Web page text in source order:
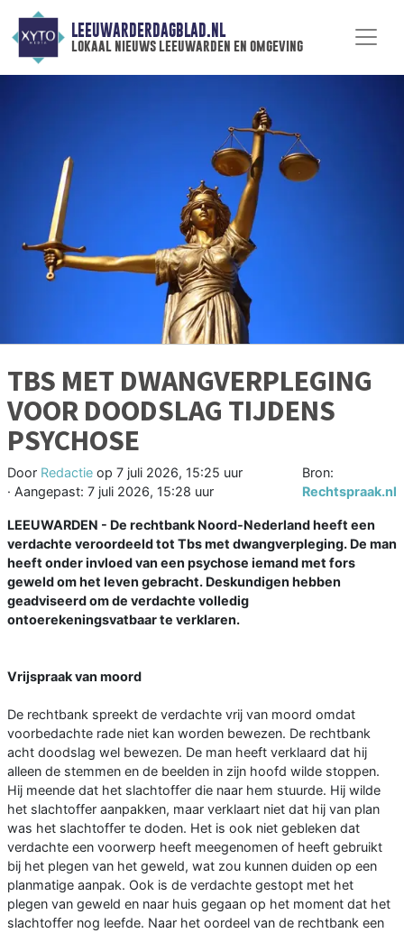
LEEUWARDERDAGBLAD.NL
lokaal nieuws leeuwarden en omgeving
TBS MET DWANGVERPLEGING
VOOR DOODSLAG TIJDENS
PSYCHOSE
Door Redactie op 7 juli 2026, 15:25 uur
· Aangepast: 7 juli 2026, 15:28 uur
Bron:
Rechtspraak.nl
LEEUWARDEN - De rechtbank Noord-Nederland heeft een
verdachte veroordeeld tot Tbs met dwangverpleging. De man
heeft onder invloed van een psychose iemand met fors
geweld om het leven gebracht. Deskundigen hebben
geadviseerd om de verdachte volledig
ontoerekeningsvatbaar te verklaren.
Vrijspraak van moord
De rechtbank spreekt de verdachte vrij van moord omdat
voorbedachte rade niet kan worden bewezen. De rechtbank
acht doodslag wel bewezen. De man heeft verklaard dat hij
alleen de stemmen en de beelden in zijn hoofd wilde stoppen.
Hij meende dat het slachtoffer die naar hem stuurde. Hij wilde
het slachtoffer aanpakken, maar verklaart niet dat hij van plan
was het slachtoffer te doden. Het is ook niet gebleken dat
verdachte een voorwerp heeft meegenomen of heeft gebruikt
bij het plegen van het geweld, wat zou kunnen duiden op een
planmatige aanpak. Ook is de verdachte gestopt met het
plegen van geweld en naar huis gegaan op het moment dat het
slachtoffer nog leefde. Naar het oordeel van de rechtbank een